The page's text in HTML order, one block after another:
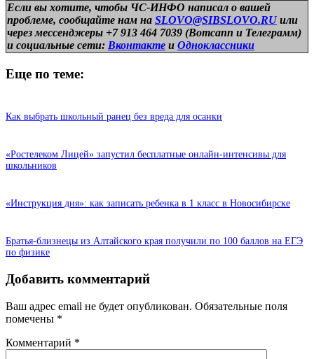
Если вы хотите, чтобы ЧС-ИНФО написал о вашей
проблеме, сообщайте нам на SLOVO@SIBSLOVO.RU или
через мессенджеры +7 913 464 7039 (Вотсапп и Телеграмм)
и социальные сети: Вконтакте и Одноклассники
Еще по теме:
Как выбрать школьный ранец без вреда для осанки
«Ростелеком Лицей» запустил бесплатные онлайн-интенсивы для
школьников
«Инструкция дня»: как записать ребенка в 1 класс в Новосибирске
Братья-близнецы из Алтайского края получили по 100 баллов на ЕГЭ
по физике
Добавить комментарий
Ваш адрес email не будет опубликован. Обязательные поля
помечены *
Комментарий *